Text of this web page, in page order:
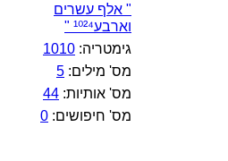
" אלף עשרים
וארבע¹⁰²⁴ "
גימטריה: 1010
מס' מילים: 5
מס' אותיות: 44
מס' חיפושים: 0